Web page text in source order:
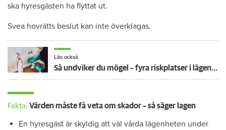
ska hyresgästen ha flyttat ut.
Svea hovrätts beslut kan inte överklagas.
Läs också
Så undviker du mögel – fyra riskplatser i lägenheten: ”Måste städa bort”
Fakta: Värden måste få veta om skador – så säger lagen
En hyresgäst är skyldig att väl vårda lägenheten under